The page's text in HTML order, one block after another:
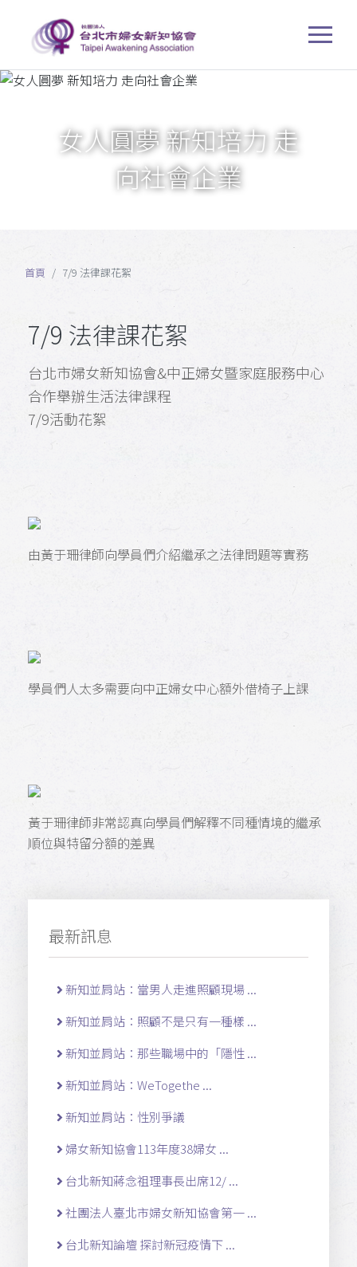
女人圓夢 新知培力 走
向社會企業
首頁 7/9 法律課花絮
7/9 法律課花絮
台北市婦女新知協會&中正婦女暨家庭服務中心
合作舉辦生活法律課程
7/9活動花絮
由黃于珊律師向學員們介紹繼承之法律問題等實務
學員們人太多需要向中正婦女中心額外借椅子上課
黃于珊律師非常認真向學員們解釋不同種情境的繼承
順位與特留分額的差異
最新訊息
新知並肩站：當男人走進照顧現場 ...
新知並肩站：照顧不是只有一種樣 ...
新知並肩站：那些職場中的「隱性 ...
新知並肩站：WeTogethe ...
新知並肩站：性別爭議
婦女新知協會113年度38婦女 ...
台北新知蔣念祖理事長出席12/ ...
社團法人臺北市婦女新知協會第一 ...
台北新知論壇 探討新冠疫情下 ...